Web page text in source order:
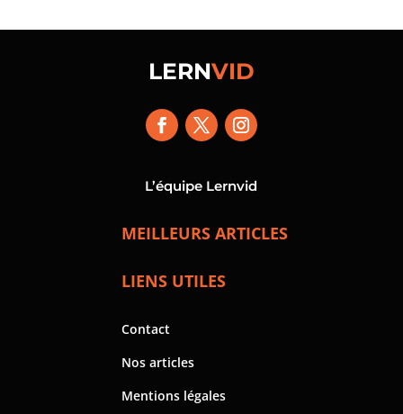
LERNVID
L’équipe Lernvid
MEILLEURS ARTICLES
LIENS UTILES
Contact
Nos articles
Mentions légales